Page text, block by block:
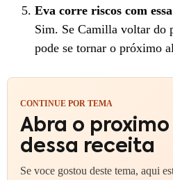
Eva corre riscos com
Sim. Se Camilla voltar do
pode se tornar o próximo
CONTINUE POR TEMA
Abra o proximo
dessa receita
Se voce gostou deste tema, aqui